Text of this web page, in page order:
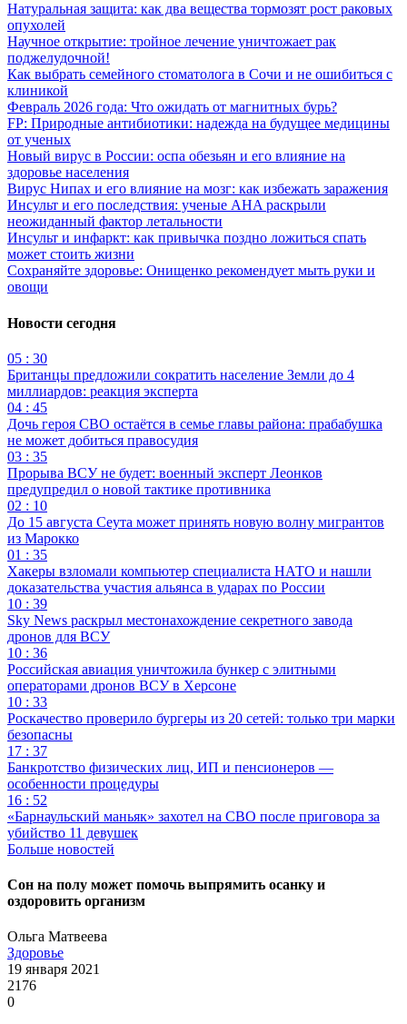
Натуральная защита: как два вещества тормозят рост раковых
опухолей
Научное открытие: тройное лечение уничтожает рак
поджелудочной!
Как выбрать семейного стоматолога в Сочи и не ошибиться с
клиникой
Февраль 2026 года: Что ожидать от магнитных бурь?
FP: Природные антибиотики: надежда на будущее медицины
от ученых
Новый вирус в России: оспа обезьян и его влияние на
здоровье населения
Вирус Нипах и его влияние на мозг: как избежать заражения
Инсульт и его последствия: ученые AHA раскрыли
неожиданный фактор летальности
Инсульт и инфаркт: как привычка поздно ложиться спать
может стоить жизни
Сохраняйте здоровье: Онищенко рекомендует мыть руки и
овощи
Новости сегодня
05 : 30
Британцы предложили сократить население Земли до 4
миллиардов: реакция эксперта
04 : 45
Дочь героя СВО остаётся в семье главы района: прабабушка
не может добиться правосудия
03 : 35
Прорыва ВСУ не будет: военный эксперт Леонков
предупредил о новой тактике противника
02 : 10
До 15 августа Сеута может принять новую волну мигрантов
из Марокко
01 : 35
Хакеры взломали компьютер специалиста НАТО и нашли
доказательства участия альянса в ударах по России
10 : 39
Sky News раскрыл местонахождение секретного завода
дронов для ВСУ
10 : 36
Российская авиация уничтожила бункер с элитными
операторами дронов ВСУ в Херсоне
10 : 33
Роскачество проверило бургеры из 20 сетей: только три марки
безопасны
17 : 37
Банкротство физических лиц, ИП и пенсионеров —
особенности процедуры
16 : 52
«Барнаульский маньяк» захотел на СВО после приговора за
убийство 11 девушек
Больше новостей
Сон на полу может помочь выпрямить осанку и
оздоровить организм
Ольга Матвеева
Здоровье
19 января 2021
2176
0